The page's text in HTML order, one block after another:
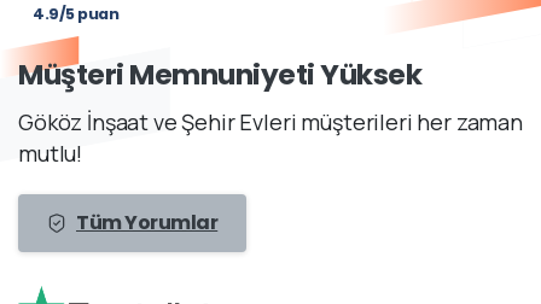
4.9/5 puan
Müşteri Memnuniyeti Yüksek
Gököz İnşaat ve Şehir Evleri müşterileri her zaman
mutlu!
Tüm Yorumlar